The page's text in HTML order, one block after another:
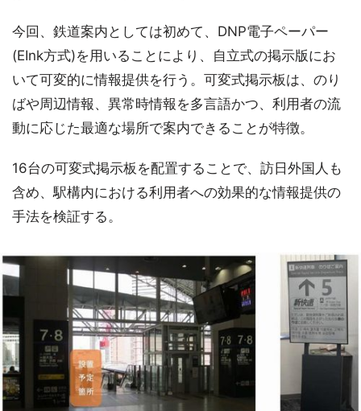
今回、鉄道案内としては初めて、DNP電子ペーパー
(EInk方式)を用いることにより、自立式の掲示版にお
いて可変的に情報提供を行う。可変式掲示板は、のり
ばや周辺情報、異常時情報を多言語かつ、利用者の流
動に応じた最適な場所で案内できることが特徴。
16台の可変式掲示板を配置することで、訪日外国人も
含め、駅構内における利用者への効果的な情報提供の
手法を検証する。